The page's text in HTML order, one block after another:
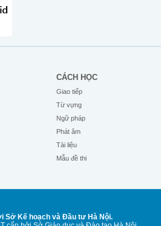
CÁCH HỌC
Giao tiếp
Từ vựng
Ngữ pháp
Phát âm
Tài liệu
Mẫu đề thi
Sở Kế hoạch và Đầu tư Hà Nội.